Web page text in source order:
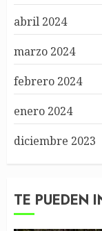
abril 2024
marzo 2024
febrero 2024
enero 2024
diciembre 2023
TE PUEDEN